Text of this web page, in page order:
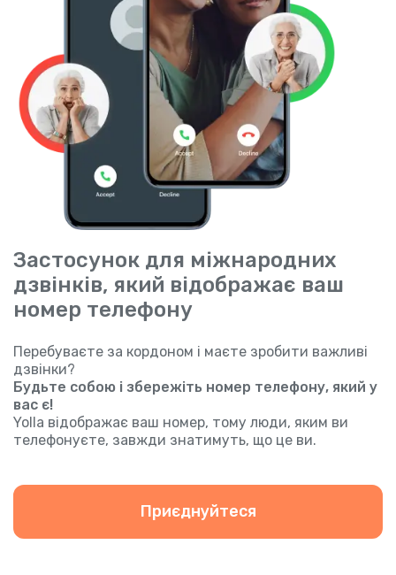
Застосунок для міжнародних
дзвінків, який відображає ваш
номер телефону
Перебуваєте за кордоном і маєте зробити важливі
дзвінки?
Будьте собою і збережіть номер телефону, який у
вас є!
Yolla відображає ваш номер, тому люди, яким ви
телефонуєте, завжди знатимуть, що це ви.
Приєднуйтеся